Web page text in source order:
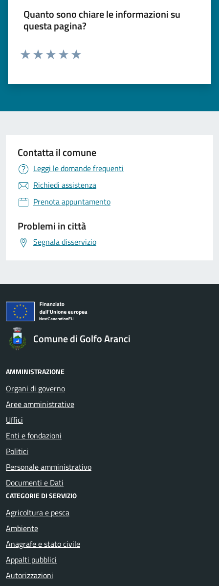
Quanto sono chiare le informazioni su
questa pagina?
Contatta il comune
Leggi le domande frequenti
Richiedi assistenza
Prenota appuntamento
Problemi in città
Segnala disservizio
Comune di Golfo Aranci
AMMINISTRAZIONE
Organi di governo
Aree amministrative
Uffici
Enti e fondazioni
Politici
Personale amministrativo
Documenti e Dati
CATEGORIE DI SERVIZIO
Agricoltura e pesca
Ambiente
Anagrafe e stato civile
Appalti pubblici
Autorizzazioni